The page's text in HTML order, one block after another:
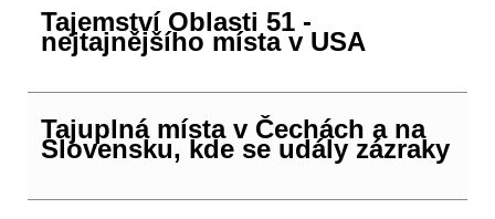
Tajemství Oblasti 51 -
nejtajnějšího místa v USA
Tajuplná místa v Čechách a na
Slovensku, kde se udály zázraky